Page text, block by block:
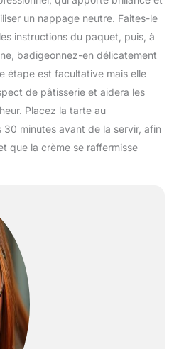
un nappage neutre. Faites-le
instructions du paquet, puis, à
badigeonnez-en délicatement
étape est facultative mais elle
de pâtisserie et aidera les
Placez la tarte au
minutes avant de la servir, afin
que la crème se raffermisse